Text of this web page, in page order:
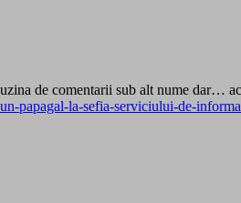
de comentarii sub alt nume dar…
papagal-la-sefia-serviciului-de-